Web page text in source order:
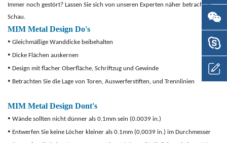
Immer noch gestört? Lassen Sie sich von unseren Experten näher betrachten
Schau.
MIM Metal Design Do's
• Gleichmäßige Wanddicke beibehalten
• Dicke Flächen auskernen
• Design mit flacher Oberfläche, Schriftzug und Gewinde
• Betrachten Sie die Lage von Toren, Auswerferstiften, und Trennlinien
MIM Metal Design Dont's
• Wände sollten nicht dünner als 0.1mm sein (0.0039 in.)
• Entwerfen Sie keine Löcher kleiner als 0.1mm (0,0039 in.) im Durchmesser